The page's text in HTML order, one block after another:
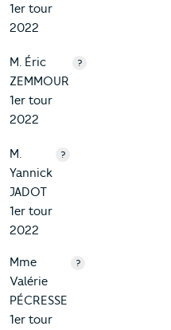
1er tour
2022
M. Éric
ZEMMOUR
1er tour
2022
?
M.
Yannick
JADOT
1er tour
2022
?
Mme
Valérie
PÉCRESSE
1er tour
?